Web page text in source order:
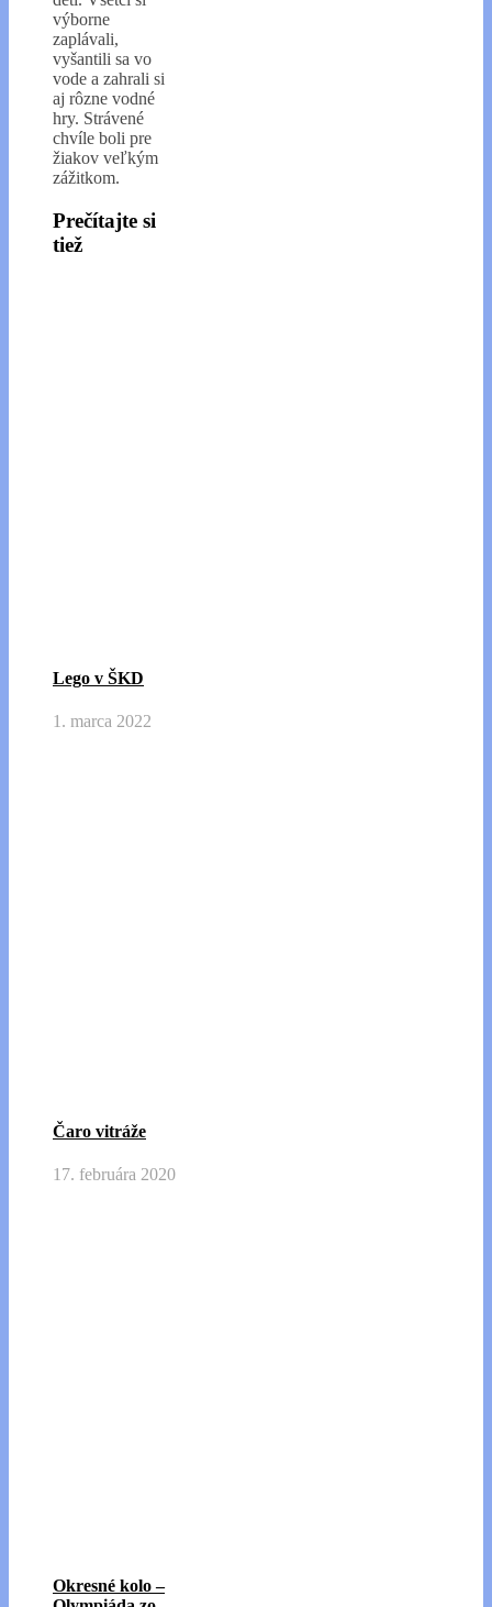
výborne
zaplávali,
vyšantili sa vo
vode a zahrali si
aj rôzne vodné
hry. Strávené
chvíle boli pre
žiakov veľkým
zážitkom.
Prečítajte si
tiež
Lego v ŠKD
1. marca 2022
Čaro vitráže
17. februára 2020
Okresné kolo –